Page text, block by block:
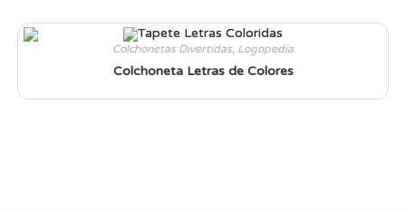
Colchonetas Divertidas, Logopedia
Colchoneta Letras de Colores